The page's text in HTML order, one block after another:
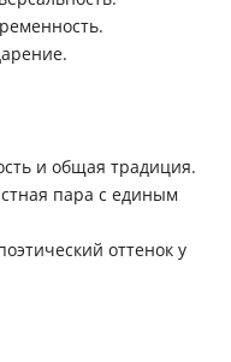
и общая традиция.
пара с единым
оттенок у